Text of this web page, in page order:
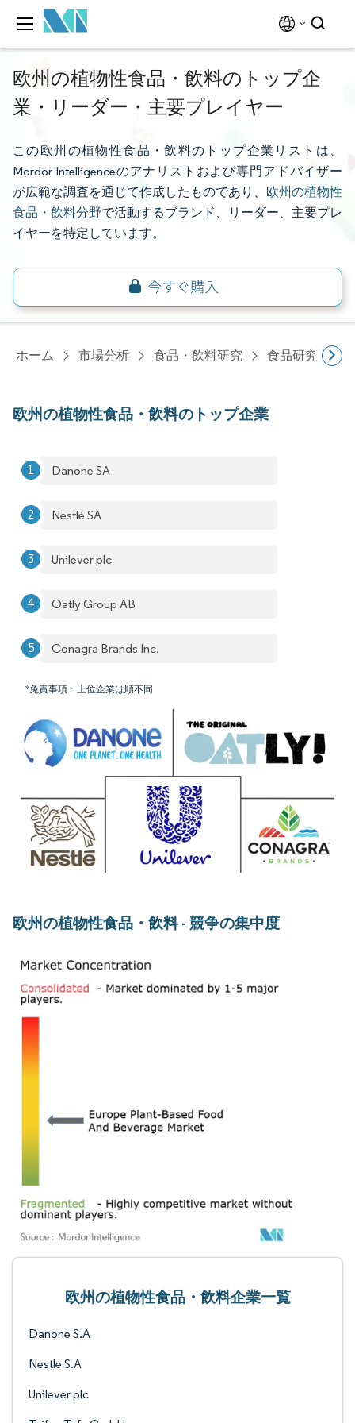
欧州の植物性食品・飲料のトップ企
業・リーダー・主要プレイヤー
この欧州の植物性食品・飲料のトップ企業リストは、
Mordor Intelligenceのアナリストおよび専門アドバイザー
が広範な調査を通じて作成したものであり、 欧州の植物性
食品・飲料分野で活動するブランド、リーダー、主要プレ
イヤーを特定しています。
ホーム 市場分析 食品・飲料研究 食品研究
欧州の植物性食品・飲料のトップ企業
Danone SA
Nestlé SA
Unilever plc
Oatly Group AB
Conagra Brands Inc.
*免責事項：上位企業は順不同
欧州の植物性食品・飲料 - 競争の集中度
欧州の植物性食品・飲料企業一覧
Danone S.A
Nestle S.A
Unilever plc